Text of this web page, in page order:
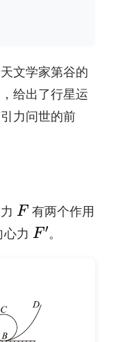
文学家第谷的
给出了行星运
力问世的前
F
有两个作用
力
F′
。